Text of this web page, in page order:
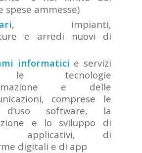
spese ammesse)
, impianti,
e arredi nuovi di
informatici e servizi
tecnologie
e delle
comprese le
d’uso software, la
e lo sviluppo di
applicativi, di
digitali e di app